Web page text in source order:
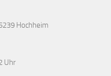
Hochheim
Uhr